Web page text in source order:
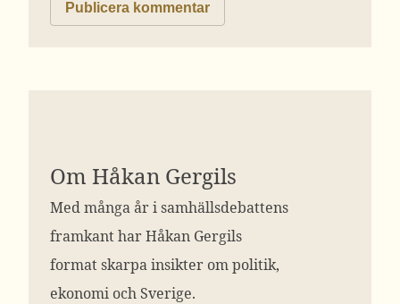
Om Håkan Gergils
Med många år i samhällsdebattens
framkant har Håkan Gergils
format skarpa insikter om politik,
ekonomi och Sverige.